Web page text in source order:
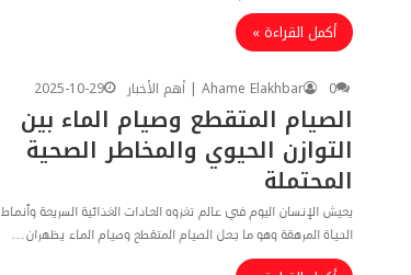
أكمل القراءة »
Ahame Elakhbar | أهم الأخبار
2025-10-29 0
الصيام المتقطع وصيام الماء بين
التوازن الحيوي والمخاطر الصحية
المحتملة
يعيش الإنسان اليوم في عالم تغزوه العادات الغذائية السريعة وأنماط
الحياة المرهقة وهو ما جعل الصيام المتقطع وصيام الماء يظهران…